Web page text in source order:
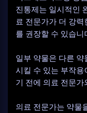
진통제는 일시적인
료 전문가가 더 강
를 권장할 수 있습니
일부 약물은 다른
시킬 수 있는 부작
기 전에 의료 전문
의료 전문가는 약물